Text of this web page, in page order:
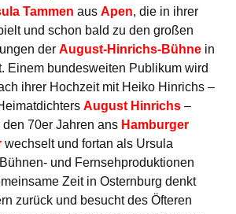
Tammen aus Apen, die in ihrer
und schon bald zu den großen
der August-Hinrichs-Bühne in
Einem bundesweiten Publikum wird
ihrer Hochzeit mit Heiko Hinrichs –
August Hinrichs –
70er Jahren ans Hamburger
wechselt und fortan als Ursula
und Fernsehproduktionen
Zeit in Osternburg denkt
zurück und besucht des Öfteren